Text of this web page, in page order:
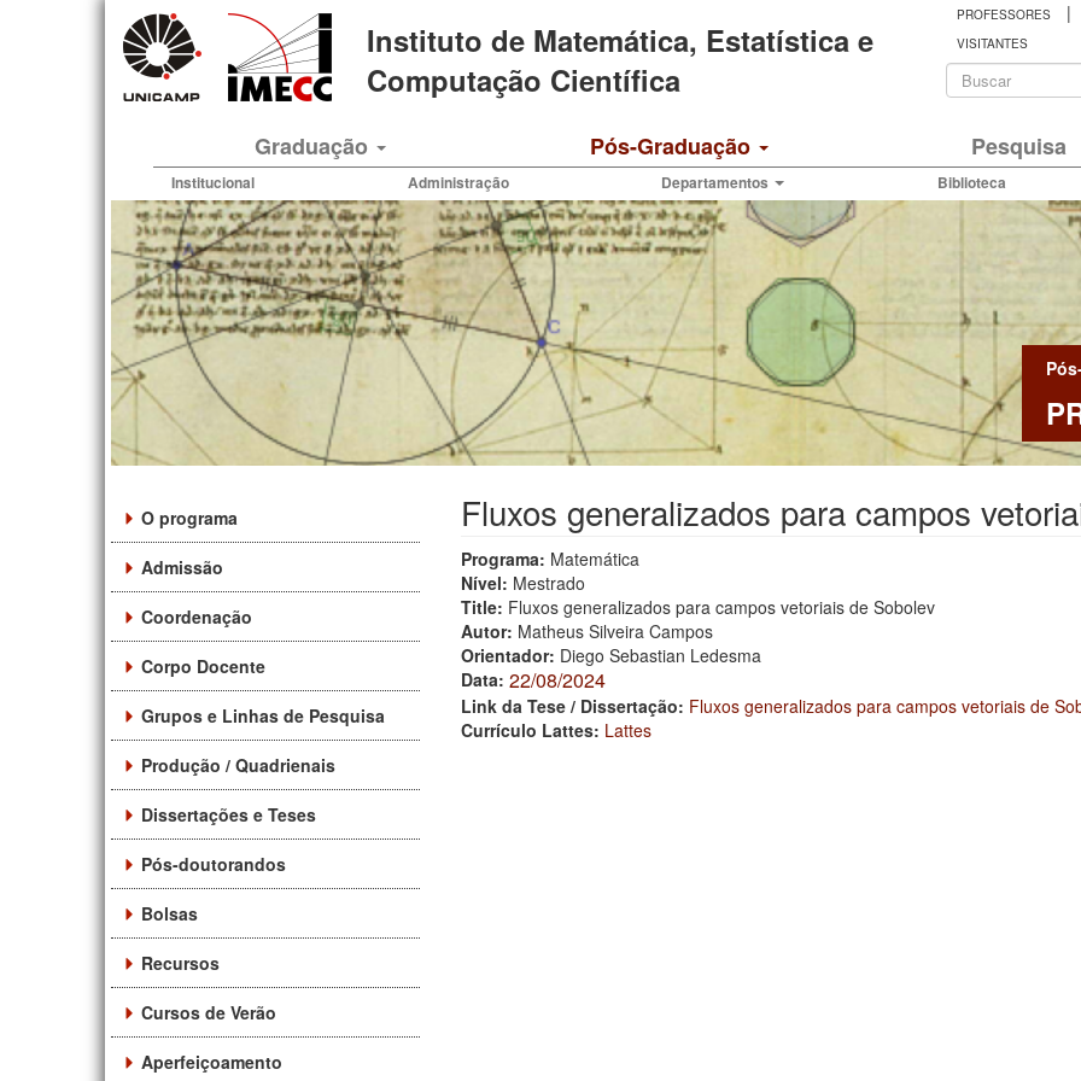
Instituto de Matemática, Estatística e
Computação Científica
PROFESSORES |
VISITANTES
busca
Graduação Pós-Graduação Pesquisa
Institucional Administração Departamentos Biblioteca
O programa
Admissão
Coordenação
Corpo Docente
Grupos e Linhas de Pesquisa
Produção / Quadrienais
Dissertações e Teses
Pós-doutorandos
Bolsas
Recursos
Cursos de Verão
Aperfeiçoamento
Fluxos generalizados para campos
Programa: Matemática
Nível: Mestrado
Title: Fluxos generalizados para campos vetoriais de Sobolev
Autor: Matheus Silveira Campos
Orientador: Diego Sebastian Ledesma
Data: 22/08/2024
Link da Tese / Dissertação: Fluxos generalizados para campos vetoriais de
Currículo Lattes: Lattes